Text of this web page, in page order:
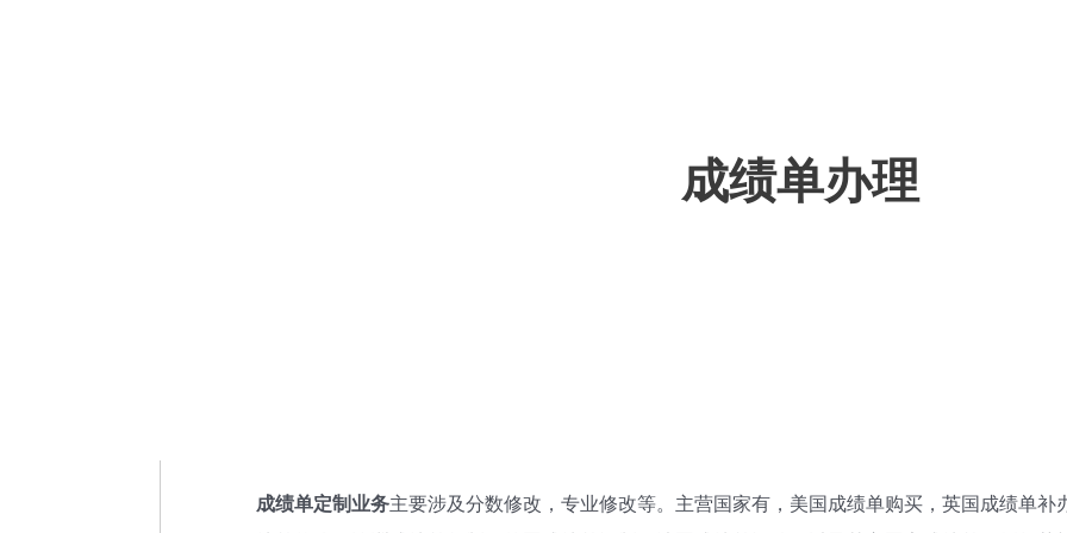
成绩单办理
成绩单定制业务主要涉及分数修改，专业修改等。主营国家有，美国成绩单购买，英国成绩单补